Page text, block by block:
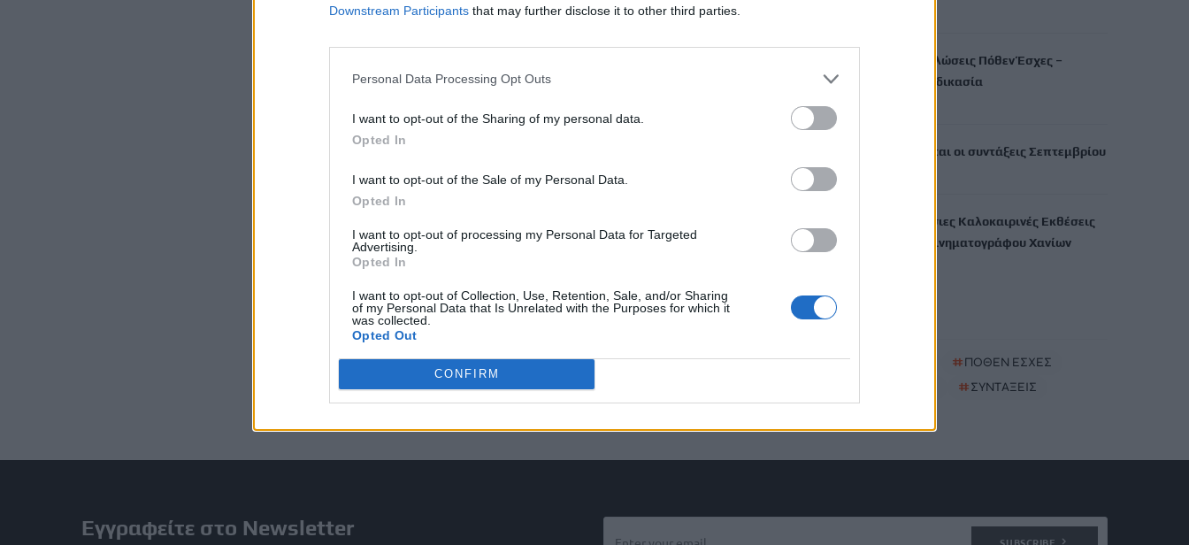
Downstream Participants that may further disclose it to other third parties.
Personal Data Processing Opt Outs
I want to opt-out of the Sharing of my personal data.
Opted In
I want to opt-out of the Sale of my Personal Data.
Opted In
I want to opt-out of processing my Personal Data for Targeted
Advertising.
Opted In
I want to opt-out of Collection, Use, Retention, Sale, and/or Sharing
of my Personal Data that Is Unrelated with the Purposes for which it
was collected.
Opted Out
CONFIRM
Σε εξέλιξη οι δηλώσεις Πόθεν Έσχες –
Αναλυτικά η διαδικασία
Πότε πληρώνονται οι συντάξεις Σεπτεμβρίου
Ξεκινούν οι ετήσιες Καλοκαιρινές Εκθέσεις
του Φεστιβάλ Κινηματογράφου Χανίων
#ΠΟΘΕΝ ΕΣΧΕΣ
#ΣΥΝΤΑΞΕΙΣ
Εγγραφείτε στο Newsletter
SUBSCRIBE